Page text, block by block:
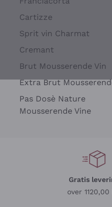
Cartizze
Sprit vin Charmat
Cremant
Brut Mousserende Vin
Extra Brut
Pas Dosè Nature
Mousserende Vine
Gratis
over 1120,00